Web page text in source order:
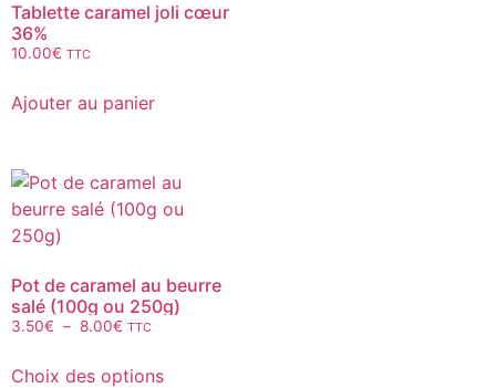
Tablette caramel joli cœur
36%
10.00€ TTC
Ajouter au panier
Pot de caramel au beurre
salé (100g ou 250g)
3.50€ – 8.00€ TTC
Choix des options